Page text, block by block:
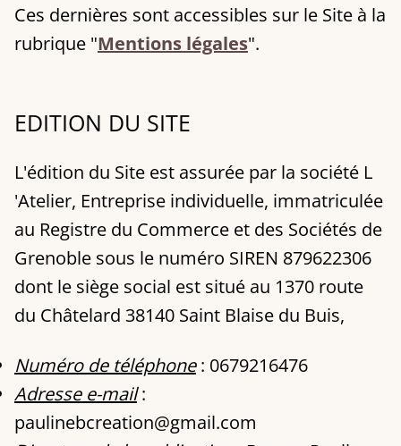
Ces dernières sont accessibles sur le Site à la
rubrique "Mentions légales".
EDITION DU SITE
L'édition du Site est assurée par la société L
'Atelier, Entreprise individuelle, immatriculée
au Registre du Commerce et des Sociétés de
Grenoble sous le numéro SIREN 879622306
dont le siège social est situé au 1370 route
du Châtelard 38140 Saint Blaise du Buis,
Numéro de téléphone: 0679216476
Adresse e-mail:
paulinebcreation@gmail.com